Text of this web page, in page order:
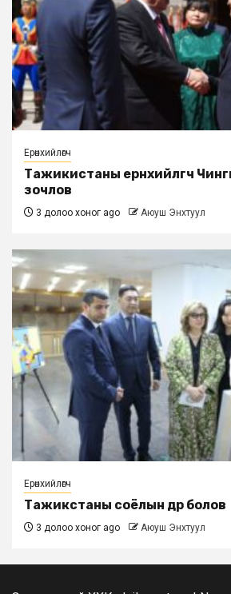
Ерөнхийлөгч
Тажикистаны ерөнхийлөгч
зочлов
3 долоо хоног ago Аюуш Энхтуул
Ерөнхийлөгч
Тажикстаны соёлын өдөр болов
3 долоо хоног ago Аюуш Энхтуул